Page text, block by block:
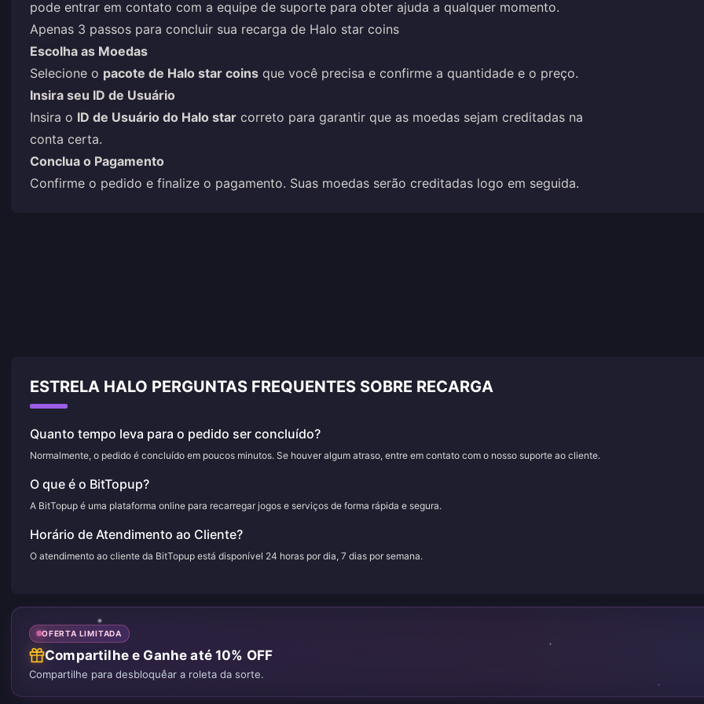
pode entrar em contato com a equipe de suporte para obter ajuda a qualquer momento.
Apenas 3 passos para concluir sua recarga de Halo star coins
Escolha as Moedas
Selecione o pacote de Halo star coins que você precisa e confirme a quantidade e o preço.
Insira seu ID de Usuário
Insira o ID de Usuário do Halo star correto para garantir que as moedas sejam creditadas na
conta certa.
Conclua o Pagamento
Confirme o pedido e finalize o pagamento. Suas moedas serão creditadas logo em seguida.
ESTRELA HALO PERGUNTAS FREQUENTES SOBRE RECARGA
Quanto tempo leva para o pedido ser concluído?
Normalmente, o pedido é concluído em poucos minutos. Se houver algum atraso, entre em contato com o nosso suporte ao cliente.
O que é o BitTopup?
A BitTopup é uma plataforma online para recarregar jogos e serviços de forma rápida e segura.
Horário de Atendimento ao Cliente?
O atendimento ao cliente da BitTopup está disponível 24 horas por dia, 7 dias por semana.
OFERTA LIMITADA
Compartilhe e Ganhe até 10% OFF
Compartilhe para desbloquear a roleta da sorte.